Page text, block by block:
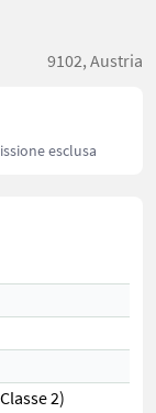
9102, Austria
esclusa
2)